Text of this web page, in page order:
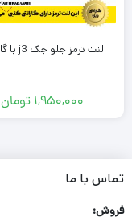
لنت ترمز جلو جک j3 با گارانتی
1,950,000 تومان
تماس با ما
فروش: